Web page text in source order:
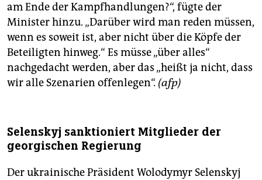
am Ende der Kampfhandlungen?“, fügte der
Minister hinzu. „Darüber wird man reden müssen,
wenn es soweit ist, aber nicht über die Köpfe der
Beteiligten hinweg.“ Es müsse „über alles“
nachgedacht werden, aber das „heißt ja nicht, dass
wir alle Szenarien offenlegen“. (afp)
Selenskyj sanktioniert Mitglieder der
georgischen Regierung
Der ukrainische Präsident Wolodymyr Selenskyj